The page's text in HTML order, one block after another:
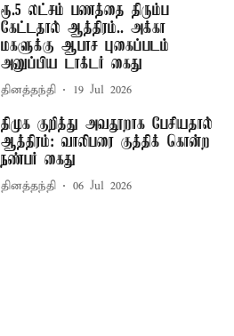
ரூ.5 லட்சம் பணத்தை திரும்ப
கேட்டதால் ஆத்திரம்.. அக்கா
மகளுக்கு ஆபாச புகைப்படம்
அனுப்பிய டாக்டர் கைது
தினத்தந்தி 19 Jul 2026
திமுக குறித்து அவதூறாக பேசியதால்
ஆத்திரம்: வாலிபரை குத்திக் கொன்ற
நண்பர் கைது
தினத்தந்தி 06 Jul 2026